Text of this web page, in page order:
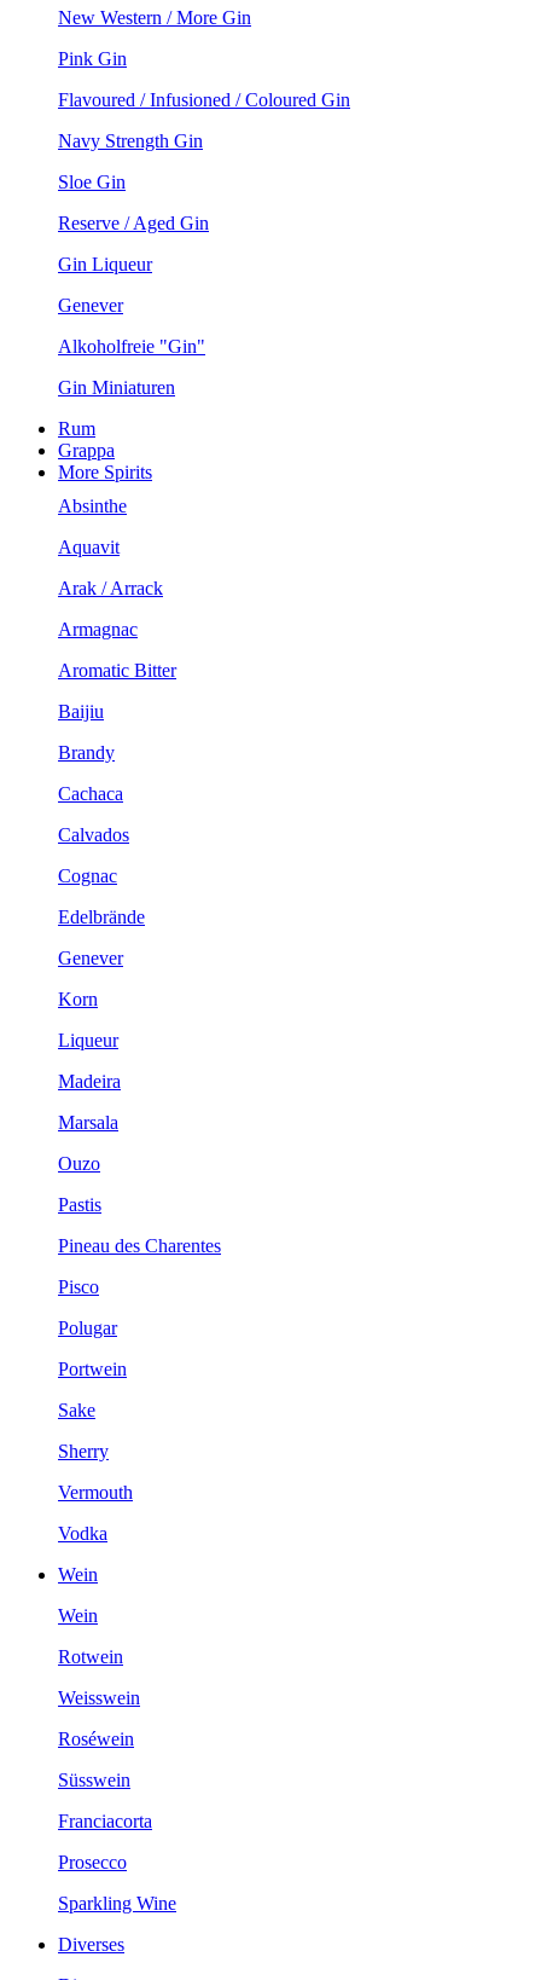
New Western / More Gin
Pink Gin
Flavoured / Infusioned / Coloured Gin
Navy Strength Gin
Sloe Gin
Reserve / Aged Gin
Gin Liqueur
Genever
Alkoholfreie "Gin"
Gin Miniaturen
Rum
Grappa
More Spirits
Absinthe
Aquavit
Arak / Arrack
Armagnac
Aromatic Bitter
Baijiu
Brandy
Cachaca
Calvados
Cognac
Edelbrände
Genever
Korn
Liqueur
Madeira
Marsala
Ouzo
Pastis
Pineau des Charentes
Pisco
Polugar
Portwein
Sake
Sherry
Vermouth
Vodka
Wein
Wein
Rotwein
Weisswein
Roséwein
Süsswein
Franciacorta
Prosecco
Sparkling Wine
Diverses